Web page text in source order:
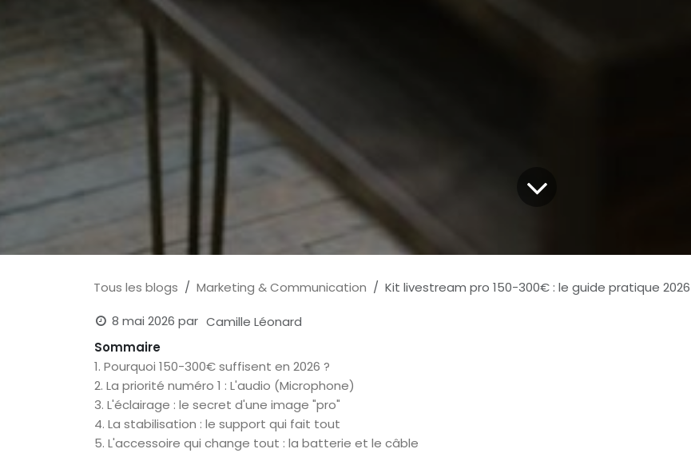
Tous les blogs Marketing & Communication
Kit livestream pro 150-300€ : le guide pratique 2026
8 mai 2026 par Camille Léonard
Sommaire
1. Pourquoi 150-300€ suffisent en 2026 ?
2. La priorité numéro 1 : L'audio (Microphone)
3. L'éclairage : le secret d'une image "pro"
4. La stabilisation : le support qui fait tout
5. L'accessoire qui change tout : la batterie et le câble